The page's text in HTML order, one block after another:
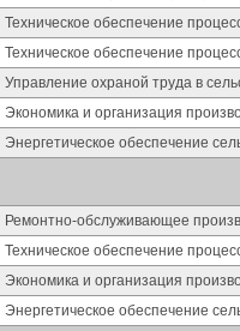
Техническое обеспечение
Техническое обеспечение
Управление охраной труда в
Экономика и организация
Энергетическое обеспечение
Ремонтно-обслуживающее
Техническое обеспечение
Экономика и организация
Энергетическое обеспечение